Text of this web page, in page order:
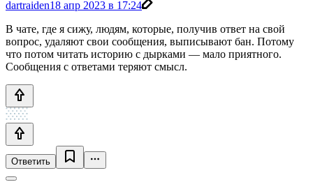
dartraiden18 апр 2023 в 17:24
В чате, где я сижу, людям, которые, получив ответ на свой
вопрос, удаляют свои сообщения, выписывают бан. Потому
что потом читать историю с дырками — мало приятного.
Сообщения с ответами теряют смысл.
Ответить